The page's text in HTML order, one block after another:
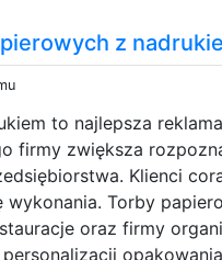
temu
już z daleka przyciąga
i perfekcyjnie
się na tle
Bardzo
aluminiowe BAIER. To
zwiększa